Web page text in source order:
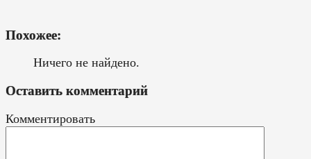
Похожее:
Ничего не найдено.
Оставить комментарий
Комментировать